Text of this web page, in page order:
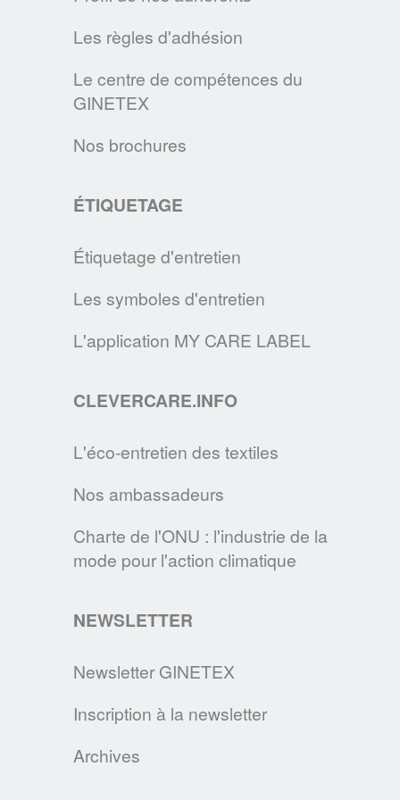
EN SAVOIR PLUS
En signant la Charte de l’industrie de la
mode pour l’action climatique des Nations
sur les changements nécessaires à mettre
l’industrie de la mode sur l’environnement.
EN SAVOIR PLUS
COMMENT ENTRETENIR UN MASQUE EN TISSU ?
En cette période d'épidemie, le GINETEX
vous donne les principales
masques de protection en tissu.
LE SITE CLEVERCARE.INFO FAIT PEAU
NEUVE !
Cette nouvelle version s’enrichit de
nouvelles rubriques pour devenir la
d’éco-entretien.
EN SAVOIR PLUS
DEVENEZ MAÎTRE DE VOTRE LINGE,
GRÂCE AUX CONSEILS DE L’A.I.S.E., DE
Les règles d'adhésion
Le centre de compétences du
GINETEX
Nos brochures
ÉTIQUETAGE
Étiquetage d'entretien
Les symboles d'entretien
L'application MY CARE LABEL
CLEVERCARE.INFO
L'éco-entretien des textiles
Nos ambassadeurs
Charte de l'ONU : l'industrie de la
mode pour l'action climatique
NEWSLETTER
Newsletter GINETEX
Inscription à la newsletter
Archives